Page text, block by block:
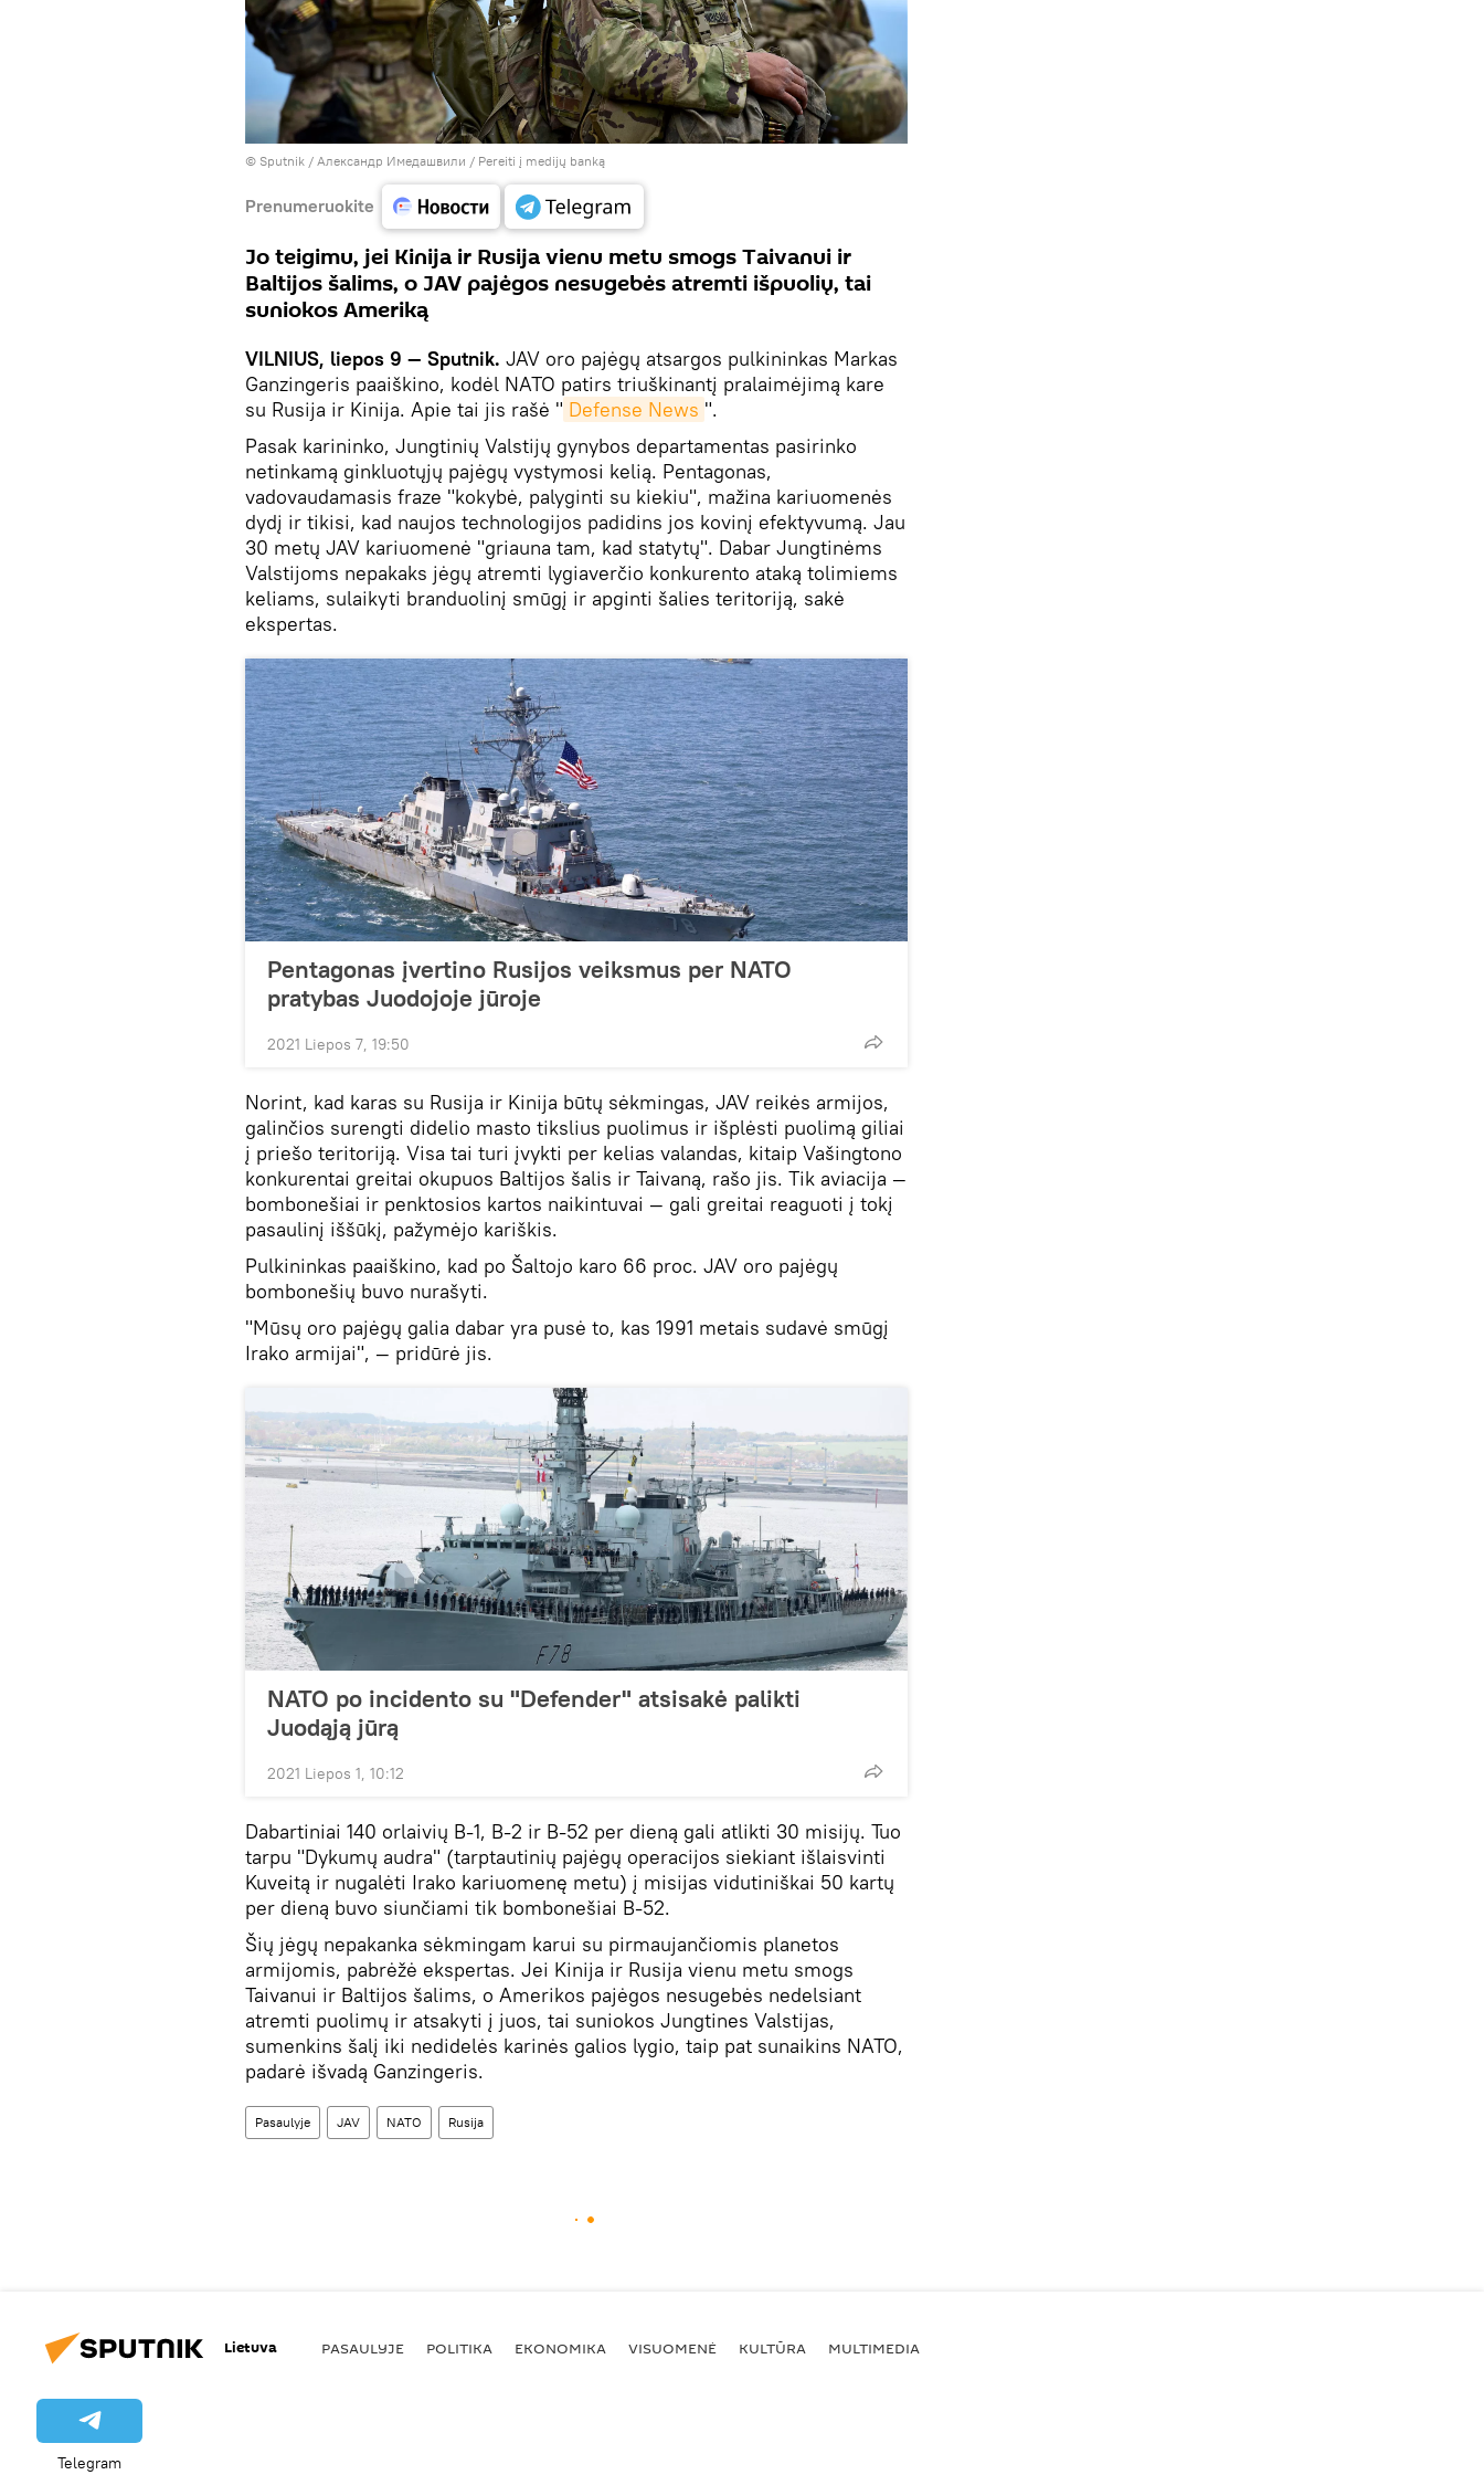
© Sputnik / Александр Имедашвили / Pereiti į medijų banką
Prenumeruokite
Jo teigimu, jei Kinija ir Rusija vienu metu smogs Taivanui ir
Baltijos šalims, o JAV pajėgos nesugebės atremti išpuolių, tai
suniokos Ameriką
VILNIUS, liepos 9 — Sputnik. JAV oro pajėgų atsargos pulkininkas Markas
Ganzingeris paaiškino, kodėl NATO patirs triuškinantį pralaimėjimą kare
su Rusija ir Kinija. Apie tai jis rašė " Defense News ".
Pasak karininko, Jungtinių Valstijų gynybos departamentas pasirinko
netinkamą ginkluotųjų pajėgų vystymosi kelią. Pentagonas,
vadovaudamasis fraze "kokybė, palyginti su kiekiu", mažina kariuomenės
dydį ir tikisi, kad naujos technologijos padidins jos kovinį efektyvumą. Jau
30 metų JAV kariuomenė "griauna tam, kad statytų". Dabar Jungtinėms
Valstijoms nepakaks jėgų atremti lygiaverčio konkurento ataką tolimiems
keliams, sulaikyti branduolinį smūgį ir apginti šalies teritoriją, sakė
ekspertas.
Pentagonas įvertino Rusijos veiksmus per NATO
pratybas Juodojoje jūroje
2021 Liepos 7, 19:50
Norint, kad karas su Rusija ir Kinija būtų sėkmingas, JAV reikės armijos,
galinčios surengti didelio masto tikslius puolimus ir išplėsti puolimą giliai
į priešo teritoriją. Visa tai turi įvykti per kelias valandas, kitaip Vašingtono
konkurentai greitai okupuos Baltijos šalis ir Taivaną, rašo jis. Tik aviacija —
bombonešiai ir penktosios kartos naikintuvai — gali greitai reaguoti į tokį
pasaulinį iššūkį, pažymėjo kariškis.
Pulkininkas paaiškino, kad po Šaltojo karo 66 proc. JAV oro pajėgų
bombonešių buvo nurašyti.
"Mūsų oro pajėgų galia dabar yra pusė to, kas 1991 metais sudavė smūgį
Irako armijai", — pridūrė jis.
NATO po incidento su "Defender" atsisakė palikti
Juodąją jūrą
2021 Liepos 1, 10:12
Dabartiniai 140 orlaivių B-1, B-2 ir B-52 per dieną gali atlikti 30 misijų. Tuo
tarpu "Dykumų audra" (tarptautinių pajėgų operacijos siekiant išlaisvinti
Kuveitą ir nugalėti Irako kariuomenę metu) į misijas vidutiniškai 50 kartų
per dieną buvo siunčiami tik bombonešiai B-52.
Šių jėgų nepakanka sėkmingam karui su pirmaujančiomis planetos
armijomis, pabrėžė ekspertas. Jei Kinija ir Rusija vienu metu smogs
Taivanui ir Baltijos šalims, o Amerikos pajėgos nesugebės nedelsiant
atremti puolimų ir atsakyti į juos, tai suniokos Jungtines Valstijas,
sumenkins šalį iki nedidelės karinės galios lygio, taip pat sunaikins NATO,
padarė išvadą Ganzingeris.
Pasaulyje JAV NATO Rusija
Lietuva PASAULYJE POLITIKA EKONOMIKA VISUOMENĖ KULTŪRA MULTIMEDIA
Telegram